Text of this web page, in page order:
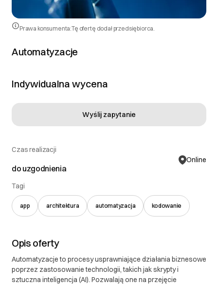
Prawa konsumenta:Tę ofertę dodał przedsiębiorca.
Automatyzacje
Indywidualna wycena
Czas realizacji
do uzgodnienia
Online
Tagi
app architektura automatyzacja kodowanie
Wyślij zapytanie
Opis oferty
Automatyzacje to procesy usprawniające działania biznesowe
poprzez zastosowanie technologii, takich jak skrypty i
sztuczna inteligencja (AI). Pozwalają one na przejęcie